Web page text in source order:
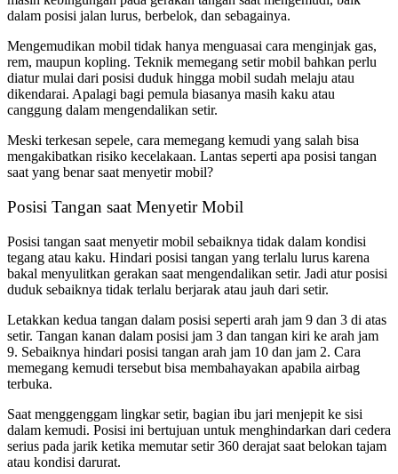
dalam posisi jalan lurus, berbelok, dan sebagainya.
Mengemudikan mobil tidak hanya menguasai cara menginjak gas,
rem, maupun kopling. Teknik memegang setir mobil bahkan perlu
diatur mulai dari posisi duduk hingga mobil sudah melaju atau
dikendarai. Apalagi bagi pemula biasanya masih kaku atau
canggung dalam mengendalikan setir.
Meski terkesan sepele, cara memegang kemudi yang salah bisa
mengakibatkan risiko kecelakaan. Lantas seperti apa posisi tangan
saat yang benar saat menyetir mobil?
Posisi Tangan saat Menyetir Mobil
Posisi tangan saat menyetir mobil sebaiknya tidak dalam kondisi
tegang atau kaku. Hindari posisi tangan yang terlalu lurus karena
bakal menyulitkan gerakan saat mengendalikan setir. Jadi atur posisi
duduk sebaiknya tidak terlalu berjarak atau jauh dari setir.
Letakkan kedua tangan dalam posisi seperti arah jam 9 dan 3 di atas
setir. Tangan kanan dalam posisi jam 3 dan tangan kiri ke arah jam
9. Sebaiknya hindari posisi tangan arah jam 10 dan jam 2. Cara
memegang kemudi tersebut bisa membahayakan apabila airbag
terbuka.
Saat menggenggam lingkar setir, bagian ibu jari menjepit ke sisi
dalam kemudi. Posisi ini bertujuan untuk menghindarkan dari cedera
serius pada jarik ketika memutar setir 360 derajat saat belokan tajam
atau kondisi darurat.